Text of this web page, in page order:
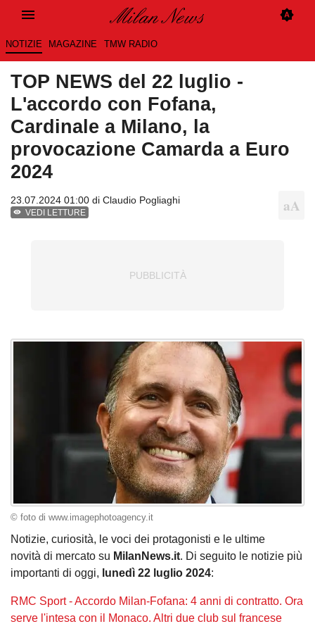
NOTIZIE MAGAZINE TMW RADIO
TOP NEWS del 22 luglio -
L'accordo con Fofana,
Cardinale a Milano, la
provocazione Camarda a Euro
2024
23.07.2024 01:00 di Claudio Pogliaghi
VEDI LETTURE
© foto di www.imagephotoagency.it
Notizie, curiosità, le voci dei protagonisti e le ultime
novità di mercato su MilanNews.it. Di seguito le notizie più
importanti di oggi, lunedì 22 luglio 2024:
RMC Sport - Accordo Milan-Fofana: 4 anni di contratto. Ora
serve l'intesa con il Monaco. Altri due club sul francese